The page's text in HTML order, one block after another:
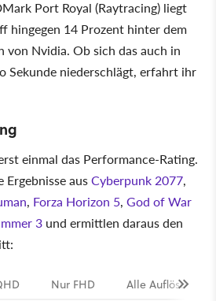
Port Royal (Raytracing) liegt
hingegen 14 Prozent hinter dem
Nvidia. Ob sich das auch in
Sekunde niederschlägt, erfahrt ihr
einmal das Performance-Rating.
ausCyberpunk 2077,
, Forza Horizon 5, God of War
3 und ermittlen daraus den
Nur FHD Alle Auflösungen